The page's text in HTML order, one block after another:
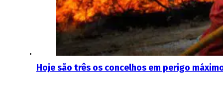
Hoje são três os concelhos em perigo